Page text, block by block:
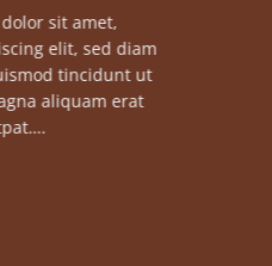
sit amet,
elit, sed diam
tincidunt ut
aliquam erat